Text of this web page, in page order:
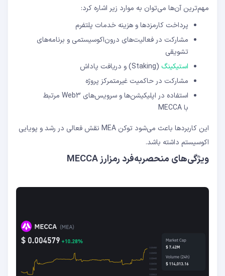
مهم‌ترین آن‌ها می‌توان به موارد زیر اشاره کرد:
پرداخت کارمزدها و هزینه خدمات پلتفرم
مشارکت در فعالیت‌های درون‌اکوسیستمی و برنامه‌های
تشویقی
استیکینگ (Staking) و دریافت پاداش
مشارکت در حاکمیت غیرمتمرکز پروژه
استفاده در اپلیکیشن‌ها و سرویس‌های Web3 مرتبط
با MECCA
این کاربردها باعث می‌شود توکن MEA نقش فعالی در رشد و پویایی
اکوسیستم داشته باشد.
ویژگی‌های منحصربه‌فرد رمزارز MECCA